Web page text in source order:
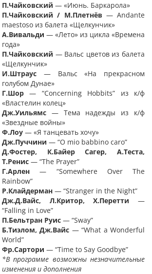
П.Чайковский — «Июнь. Баркарола»
П.Чайковский/ М.Плетнёв — Andante
maestoso из балета «Щелкунчик»
А.Вивальди — «Лето» из цикла «Времена
года»
П.Чайковский — Вальс цветов из балета
«Щелкунчик»
И.Штраус — Вальс «На прекрасном
голубом Дунае»
Г.Шор — “Concerning Hobbits” из к/ф
«Властелин колец»
Дж.Уильямс — Тема надежды из к/ф
«Звездные войны»
Ф.Лоу — «Я танцевать хочу»
Дж.Пуччини — “O mio babbino caro”
Д.Фостер, К.Байер Сагер, А.Теста,
Т.Ренис — “The Prayer”
Г.Арлен — “Somewhere Over The
Rainbow”
Р.Клайдерман — “Stranger in the Night”
Дж.Д.Вайс, Л.Критор,Х.Перетти —
“Falling in Love”
П.Бельтран Руис — “Sway”
Б.Тиэлом, Дж.Вайс — “What a Wonderful
World”
Фр.Сартори — “Time to Say Goodbye”
*В программе возможны незначительные
изменения и дополнения